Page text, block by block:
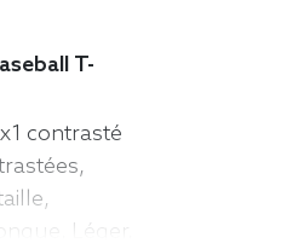
T-
contrasté
Léger,